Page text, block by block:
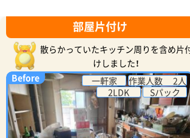
部屋片付け
散らかっていたキッチン周りを含め片
けしました！
Before
一軒家
作業人数 2人
2LDK
Sパック